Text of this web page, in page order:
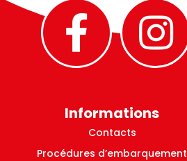
Informations
Contacts
Procédures d’embarquement